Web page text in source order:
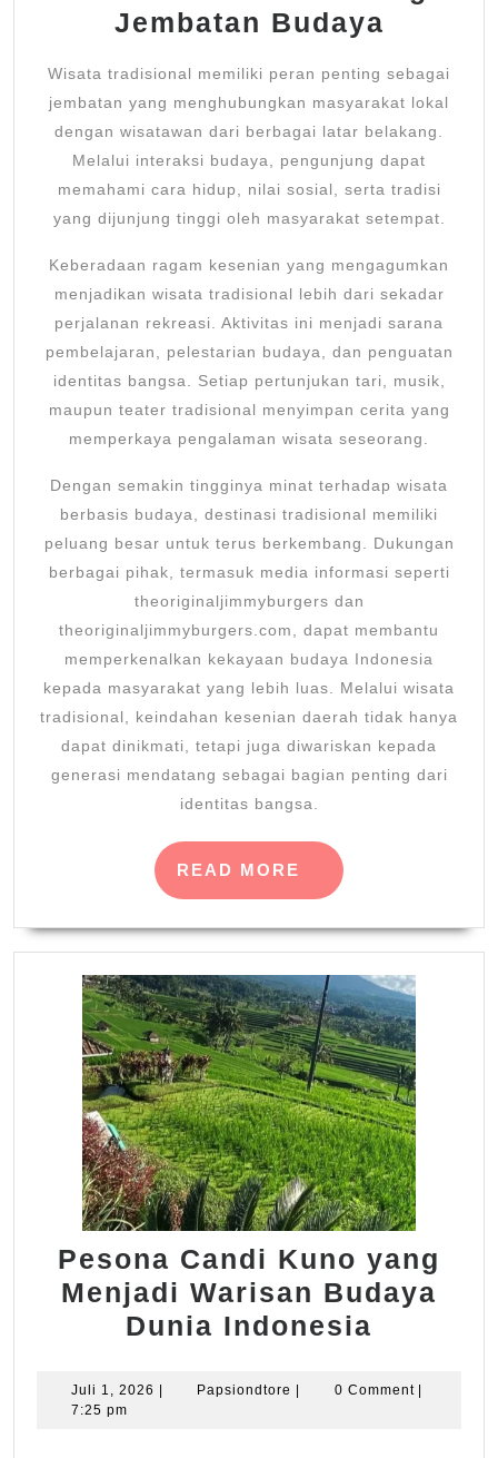
Jembatan Budaya
Wisata tradisional memiliki peran penting sebagai
jembatan yang menghubungkan masyarakat lokal
dengan wisatawan dari berbagai latar belakang.
Melalui interaksi budaya, pengunjung dapat
memahami cara hidup, nilai sosial, serta tradisi
yang dijunjung tinggi oleh masyarakat setempat.
Keberadaan ragam kesenian yang mengagumkan
menjadikan wisata tradisional lebih dari sekadar
perjalanan rekreasi. Aktivitas ini menjadi sarana
pembelajaran, pelestarian budaya, dan penguatan
identitas bangsa. Setiap pertunjukan tari, musik,
maupun teater tradisional menyimpan cerita yang
memperkaya pengalaman wisata seseorang.
Dengan semakin tingginya minat terhadap wisata
berbasis budaya, destinasi tradisional memiliki
peluang besar untuk terus berkembang. Dukungan
berbagai pihak, termasuk media informasi seperti
theoriginaljimmyburgers dan
theoriginaljimmyburgers.com, dapat membantu
memperkenalkan kekayaan budaya Indonesia
kepada masyarakat yang lebih luas. Melalui wisata
tradisional, keindahan kesenian daerah tidak hanya
dapat dinikmati, tetapi juga diwariskan kepada
generasi mendatang sebagai bagian penting dari
identitas bangsa.
READ MORE
READ
MORE
Pesona Candi Kuno yang
Menjadi Warisan Budaya
Dunia Indonesia
Kuno
Juli 1, 2026 Juli
Papsiondtore Papsiondtore
0 Comment
7:25 pm